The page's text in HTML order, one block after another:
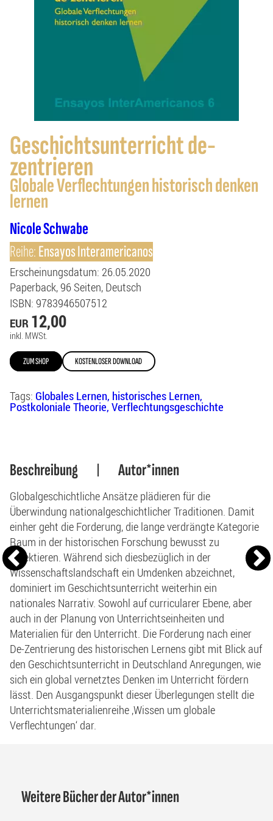
Geschichtsunterricht de-
zentrieren
Globale Verflechtungen historisch denken
lernen
Nicole Schwabe
Reihe:Ensayos Interamericanos
Erscheinungsdatum: 26.05.2020
Paperback 96 Seiten Deutsch
ISBN: 9783946507512
EUR 12,00
inkl. MWSt.
ZUM SHOP KOSTENLOSER DOWNLOAD
Tags: Globales Lernen historisches Lernen
Postkoloniale Theorie Verflechtungsgeschichte
Beschreibung Autor*innen
Globalgeschichtliche Ansätze plädieren für die
Überwindung nationalgeschichtlicher Traditionen. Damit
einher geht die Forderung, die lange verdrängte Kategorie
Raum in der historischen Forschung bewusst zu
reflektieren. Während sich diesbezüglich in der
Wissenschaftslandschaft ein Umdenken abzeichnet,
dominiert im Geschichtsunterricht weiterhin ein
nationales Narrativ. Sowohl auf curricularer Ebene, aber
auch in der Planung von Unterrichtseinheiten und
Materialien für den Unterricht. Die Forderung nach einer
De-Zentrierung des historischen Lernens gibt mit Blick auf
den Geschichtsunterricht in Deutschland Anregungen, wie
sich ein global vernetztes Denken im Unterricht fördern
lässt. Den Ausgangspunkt dieser Überlegungen stellt die
Unterrichtsmaterialienreihe ‚Wissen um globale
Verflechtungen‘ dar.
Weitere Bücher der Autor*innen